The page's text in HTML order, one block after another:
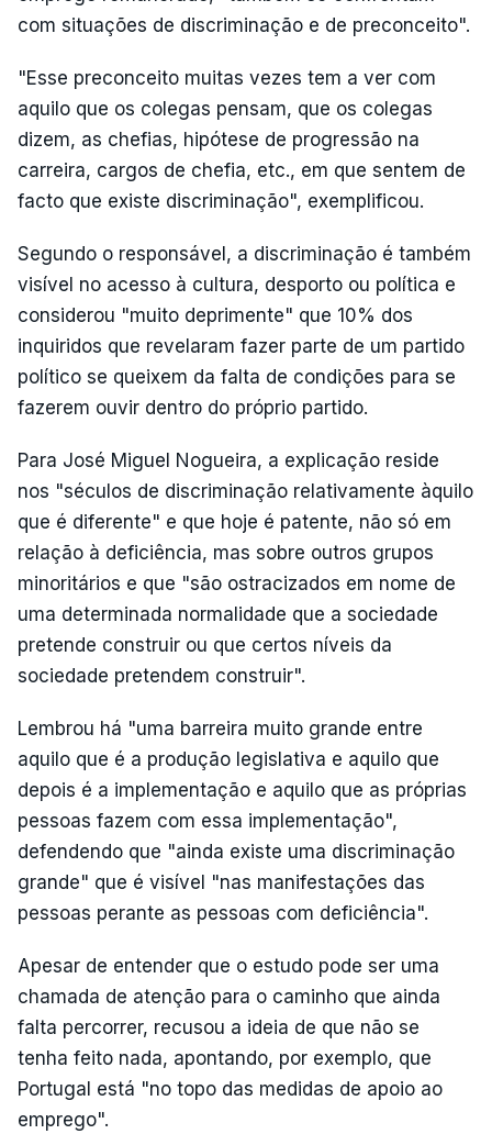
com situações de discriminação e de preconceito".
"Esse preconceito muitas vezes tem a ver com
aquilo que os colegas pensam, que os colegas
dizem, as chefias, hipótese de progressão na
carreira, cargos de chefia, etc., em que sentem de
facto que existe discriminação", exemplificou.
Segundo o responsável, a discriminação é também
visível no acesso à cultura, desporto ou política e
considerou "muito deprimente" que 10% dos
inquiridos que revelaram fazer parte de um partido
político se queixem da falta de condições para se
fazerem ouvir dentro do próprio partido.
Para José Miguel Nogueira, a explicação reside
nos "séculos de discriminação relativamente àquilo
que é diferente" e que hoje é patente, não só em
relação à deficiência, mas sobre outros grupos
minoritários e que "são ostracizados em nome de
uma determinada normalidade que a sociedade
pretende construir ou que certos níveis da
sociedade pretendem construir".
Lembrou há "uma barreira muito grande entre
aquilo que é a produção legislativa e aquilo que
depois é a implementação e aquilo que as próprias
pessoas fazem com essa implementação",
defendendo que "ainda existe uma discriminação
grande" que é visível "nas manifestações das
pessoas perante as pessoas com deficiência".
Apesar de entender que o estudo pode ser uma
chamada de atenção para o caminho que ainda
falta percorrer, recusou a ideia de que não se
tenha feito nada, apontando, por exemplo, que
Portugal está "no topo das medidas de apoio ao
emprego".